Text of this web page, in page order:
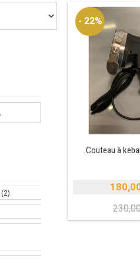
- 22%
Couteau à
(2)